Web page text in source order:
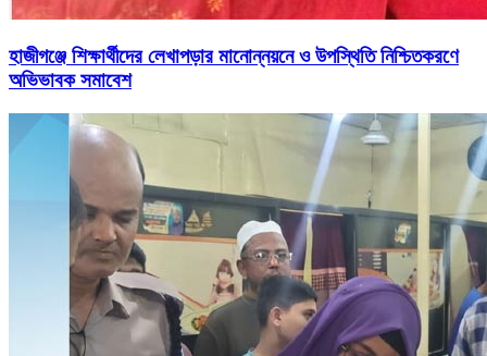
হাজীগঞ্জে শিক্ষার্থীদের লেখাপড়ার মানোন্নয়নে ও উপস্থিতি নিশ্চিতকরণে
অভিভাবক সমাবেশ